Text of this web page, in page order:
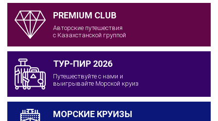
PREMIUM CLUB
Авторские путешествия
с Казахстанской группой
ТУР-ПИР 2026
Путешествуйте с нами и
выигрывайте Морской круиз
МОРСКИЕ КРУИЗЫ